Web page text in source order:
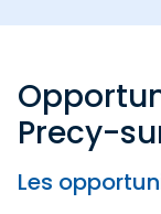
Precy-
Les